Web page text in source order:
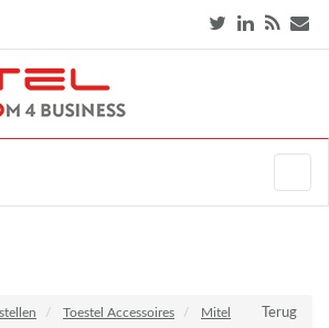
Terug
Toestel Accessoires Mitel